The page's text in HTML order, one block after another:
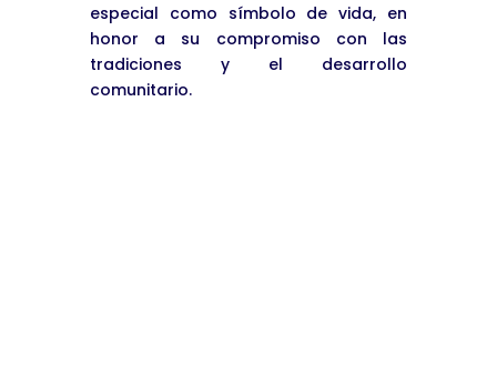
especial como símbolo de vida, en
honor a su compromiso con las
tradiciones y el desarrollo
comunitario.